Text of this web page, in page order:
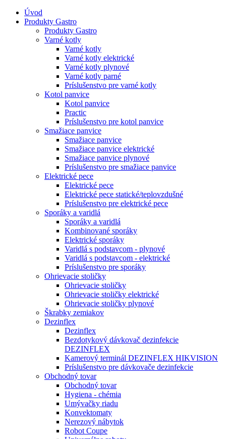
Úvod
Produkty Gastro
Produkty Gastro
Varné kotly
Varné kotly
Varné kotly elektrické
Varné kotly plynové
Varné kotly parné
Príslušenstvo pre varné kotly
Kotol panvice
Kotol panvice
Practic
Príslušenstvo pre kotol panvice
Smažiace panvice
Smažiace panvice
Smažiace panvice elektrické
Smažiace panvice plynové
Príslušenstvo pre smažiace panvice
Elektrické pece
Elektrické pece
Elektrické pece statické/teplovzdušné
Príslušenstvo pre elektrické pece
Sporáky a varidlá
Sporáky a varidlá
Kombinované sporáky
Elektrické sporáky
Varidlá s podstavcom - plynové
Varidlá s podstavcom - elektrické
Príslušenstvo pre sporáky
Ohrievacie stoličky
Ohrievacie stoličky
Ohrievacie stoličky elektrické
Ohrievacie stoličky plynové
Škrabky zemiakov
Dezinflex
Dezinflex
Bezdotykový dávkovač dezinfekcie
DEZINFLEX
Kamerový terminál DEZINFLEX HIKVISION
Príslušenstvo pre dávkovače dezinfekcie
Obchodný tovar
Obchodný tovar
Hygiena - chémia
Umývačky riadu
Konvektomaty
Nerezový nábytok
Robot Coupe